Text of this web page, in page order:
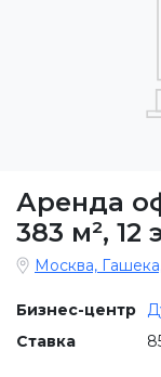
Аренда
383 м², 12
Москва,
Бизнес-центр
Ставка